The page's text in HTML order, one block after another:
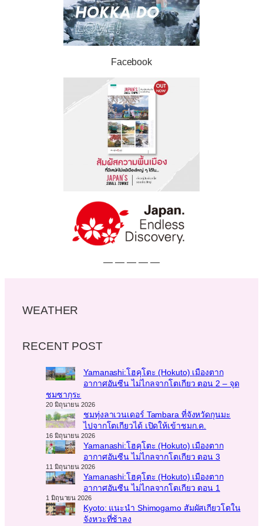
Facebook
— — — — —
WEATHER
RECENT POST
Yamanashi:โฮคุโตะ (Hokuto) เมืองตาก
อากาศอันซีน ไม่ไกลจากโตเกียว ตอน 2 – จุด
ชมซากุระ
20 มิถุนายน 2026
ชมทุ่งลาเวนเดอร์ Tambara ที่จังหวัดกุนมะ
ไปจากโตเกียวได้ เปิดให้เข้าชมก.ค.
16 มิถุนายน 2026
Yamanashi:โฮคุโตะ (Hokuto) เมืองตาก
อากาศอันซีน ไม่ไกลจากโตเกียว ตอน 3
11 มิถุนายน 2026
Yamanashi:โฮคุโตะ (Hokuto) เมืองตาก
อากาศอันซีน ไม่ไกลจากโตเกียว ตอน 1
1 มิถุนายน 2026
Kyoto: แนะนำ Shimogamo สัมผัสเกียวโตใน
จังหวะที่ช้าลง